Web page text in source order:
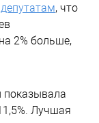
, что
2% больше,
показывала
Лучшая